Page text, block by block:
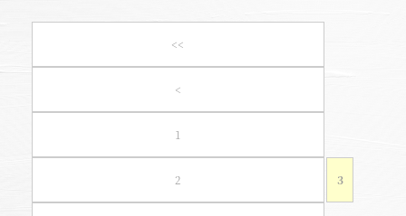
HOME
「旅」のご提案
那須
<<
<
1
2 3